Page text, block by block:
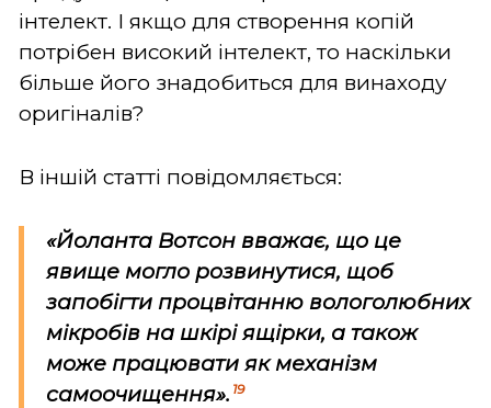
інтелект. І якщо для створення копій
потрібен високий інтелект, то наскільки
більше його знадобиться для винаходу
оригіналів?
В іншій статті повідомляється:
«Йоланта Вотсон вважає, що це
явище могло розвинутися, щоб
запобігти процвітанню вологолюбних
мікробів на шкірі ящірки, а також
може працювати як механізм
самоочищення». 19